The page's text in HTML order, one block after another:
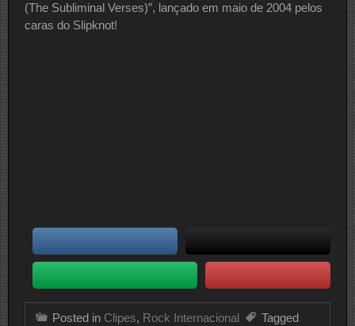
(The Subliminal Verses)”, lançado em maio de 2004 pelos
caras do Slipknot!
Posted in Clipes, Rock Internacional
Tagged